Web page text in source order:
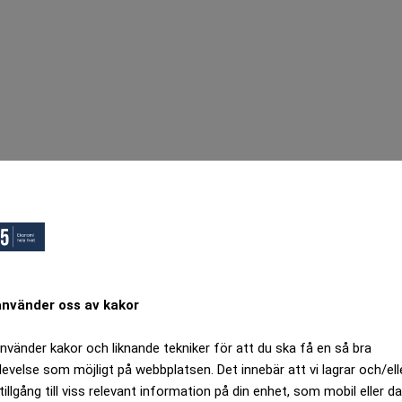
oss av kakor
kakor och liknande tekniker för att du ska få en så bra
som möjligt på webbplatsen. Det innebär att vi lagrar och/
till viss relevant information på din enhet, som mobil eller